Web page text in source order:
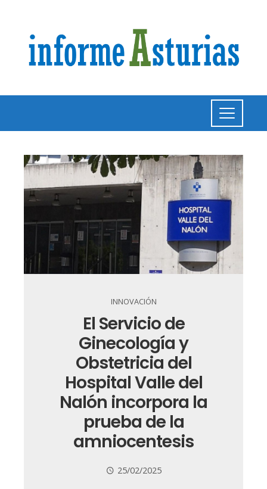
INNOVACIÓN
El Servicio de
Ginecología y
Obstetricia del
Hospital Valle del
Nalón incorpora la
prueba de la
amniocentesis
25/02/2025